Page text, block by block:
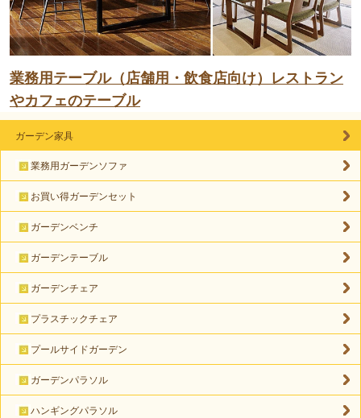
業務用テーブル（店舗用・飲食店向け）レストラン
やカフェのテーブル
ガーデン家具
業務用ガーデンソファ
お買い得ガーデンセット
ガーデンベンチ
ガーデンテーブル
ガーデンチェア
プラスチックチェア
プールサイドガーデン
ガーデンパラソル
ハンギングパラソル